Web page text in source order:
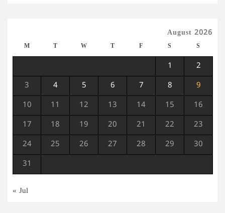
August 2026
M T W T F S S
1 2
3 4 5 6 7 8 9
10 11 12 13 14 15 16
17 18 19 20 21 22 23
24 25 26 27 28 29 30
31
« Jul